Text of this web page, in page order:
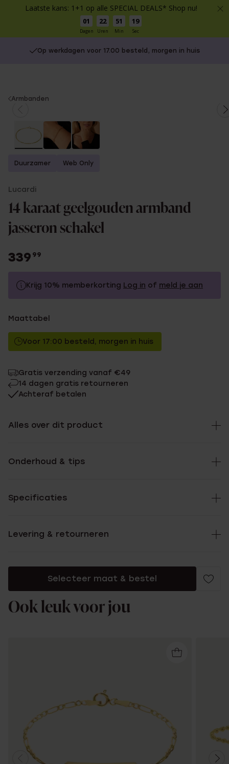
Laatste kans: 1+1 op alle SPECIAL DEALS* Shop nu!
01
Dagen
22
Uren
51
Min
19
Sec
Op werkdagen voor 17.00 besteld, morgen in huis
You
here:
Armbanden
Duurzamer Web Only
Lucardi
14 karaat geelgouden armband
jasseron schakel
339 99
Krijg 10% memberkorting Log in of meld je aan
Zonder memberkorting
Maattabel
Voor 17:00 besteld, morgen in huis
Gratis verzending vanaf €49
14 dagen gratis retourneren
Achteraf betalen
Alles over dit product
Onderhoud & tips
Specificaties
Levering & retourneren
Selecteer maat & bestel
Ook leuk voor jou